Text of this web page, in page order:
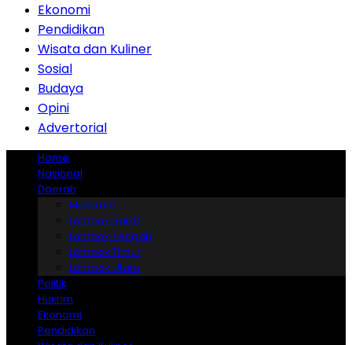
Ekonomi
Pendidikan
Wisata dan Kuliner
Sosial
Budaya
Opini
Advertorial
Home
Nasional
Daerah
Mataram
Lombok Barat
Lombok Tengah
Lombok Timur
Lombok Utara
Politik
Hukrim
Ekonomi
Pendidikan